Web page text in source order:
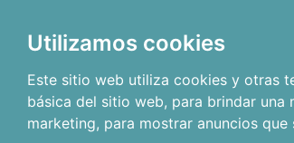
Utilizamos cookies
Este sitio web utiliza cookies y otras
básica del sitio web, para brindar una
marketing, para mostrar anuncios que